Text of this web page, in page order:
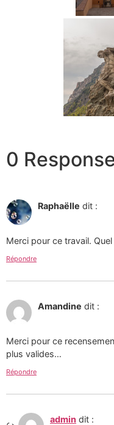
0
Raphaëlle dit :
Merci pour ce travail.
Répondre
Amandine dit :
Merci pour ce
plus valides…
Répondre
admin dit :